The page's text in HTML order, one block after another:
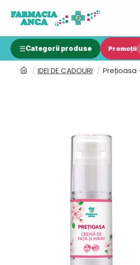
Categorii produse Promoții
IDEI DE CADOURI Prețioasa